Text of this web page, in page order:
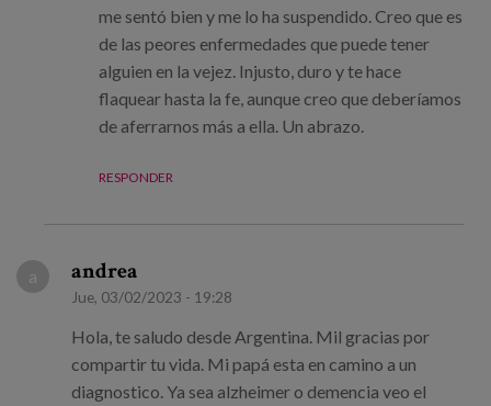
me sentó bien y me lo ha suspendido. Creo que es
de las peores enfermedades que puede tener
alguien en la vejez. Injusto, duro y te hace
flaquear hasta la fe, aunque creo que deberíamos
de aferrarnos más a ella. Un abrazo.
RESPONDER
a andrea
Jue, 03/02/2023 - 19:28
Hola, te saludo desde Argentina. Mil gracias por
compartir tu vida. Mi papá esta en camino a un
diagnostico. Ya sea alzheimer o demencia veo el